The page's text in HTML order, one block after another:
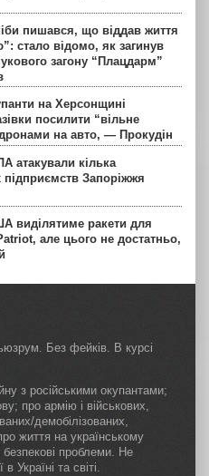
пишався, що віддав життя
стало відомо, як загинув
загону “Плацдарм”
на Херсонщині
посилити “вільне
на авто, — Прокудін
атакували кілька
Запоріжжя
виділятиме ракети для
але цього не достатньо,
Без фейків. В курсі
з російськими окупантами;
про армію і військових,
демобілізованих,
життя на українському
проблеми. Не
Україні та світі.